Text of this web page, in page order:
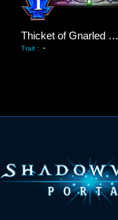
Thicket of Gnarled Hands
Trait : -